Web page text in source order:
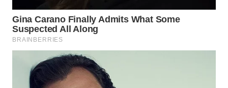
WN
SUMEDANG
WN
CIANJUR